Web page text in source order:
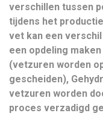
verschillen tussen
tijdens het
vet kan een
een opdeling
(vetzuren worden
gescheiden),
vetzuren worden
proces verzadigd